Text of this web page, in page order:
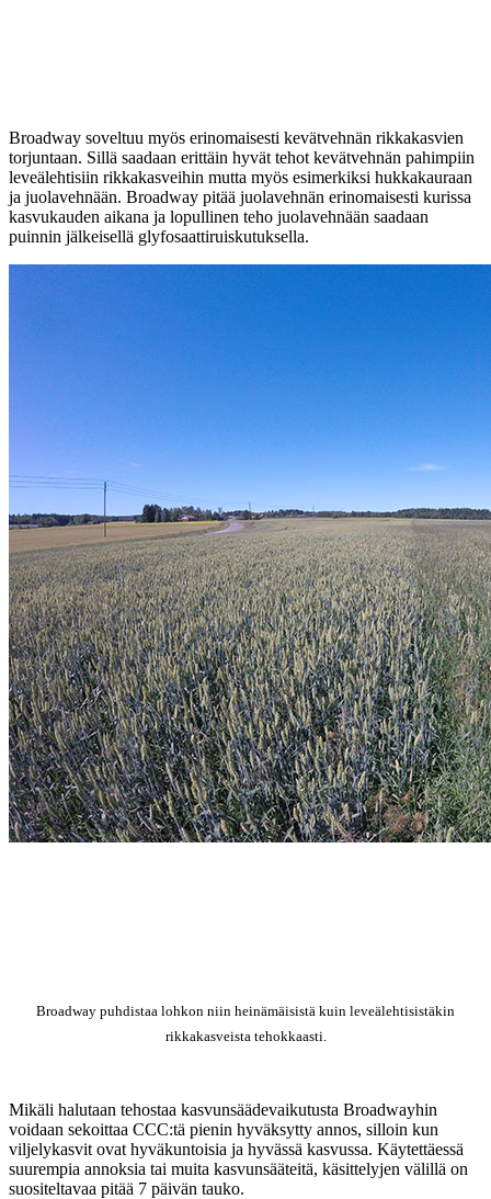
Broadway soveltuu myös erinomaisesti kevätvehnän rikkakasvien
torjuntaan. Sillä saadaan erittäin hyvät tehot kevätvehnän pahimpiin
leveälehtisiin rikkakasveihin mutta myös esimerkiksi hukkakauraan
ja juolavehnään. Broadway pitää juolavehnän erinomaisesti kurissa
kasvukauden aikana ja lopullinen teho juolavehnään saadaan
puinnin jälkeisellä glyfosaattiruiskutuksella.
Broadway puhdistaa lohkon niin heinämäisistä kuin leveälehtisistäkin
rikkakasveista tehokkaasti.
Mikäli halutaan tehostaa kasvunsäädevaikutusta Broadwayhin
voidaan sekoittaa CCC:tä pienin hyväksytty annos, silloin kun
viljelykasvit ovat hyväkuntoisia ja hyvässä kasvussa. Käytettäessä
suurempia annoksia tai muita kasvunsääteitä, käsittelyjen välillä on
suositeltavaa pitää 7 päivän tauko.